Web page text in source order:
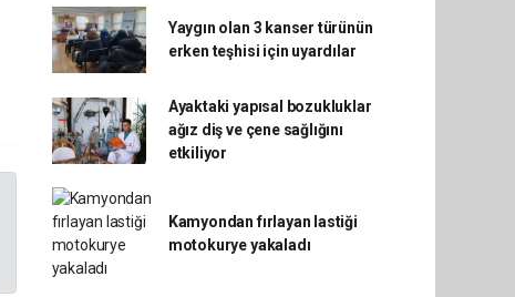
Yaygın olan 3 kanser türünün
erken teşhisi için uyardılar
Ayaktaki yapısal bozukluklar
ağız diş ve çene sağlığını
etkiliyor
Kamyondan fırlayan lastiği
motokurye yakaladı